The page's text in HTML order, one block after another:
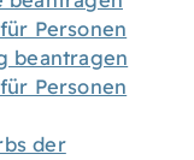
Personen
beantragen
Personen
der